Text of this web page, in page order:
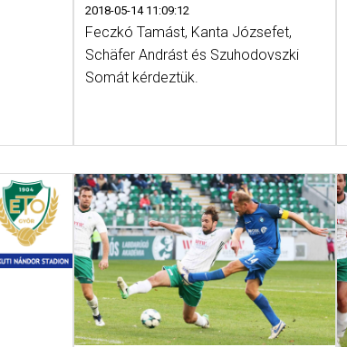
2018-05-14 11:09:12
Feczkó Tamást, Kanta Józsefet,
Schäfer Andrást és Szuhodovszki
Somát kérdeztük.